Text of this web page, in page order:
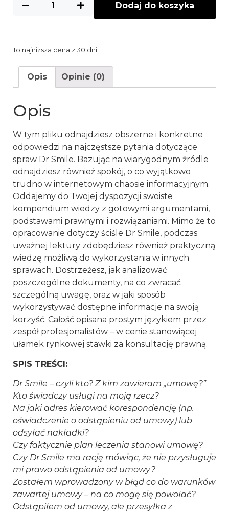
Dodaj do koszyka
To najniższa cena z 30 dni
Opis Opinie (0)
Opis
W tym pliku odnajdziesz obszerne i konkretne
odpowiedzi na najczęstsze pytania dotyczące
spraw Dr Smile. Bazując na wiarygodnym źródle
odnajdziesz również spokój, o co wyjątkowo
trudno w internetowym chaosie informacyjnym.
Oddajemy do Twojej dyspozycji swoiste
kompendium wiedzy z gotowymi argumentami,
podstawami prawnymi i rozwiązaniami. Mimo że to
opracowanie dotyczy ściśle Dr Smile, podczas
uważnej lektury zdobędziesz również praktyczną
wiedzę możliwą do wykorzystania w innych
sprawach. Dostrzeżesz, jak analizować
poszczególne dokumenty, na co zwracać
szczególną uwagę, oraz w jaki sposób
wykorzystywać dostępne informacje na swoją
korzyść. Całość opisana prostym językiem przez
zespół profesjonalistów – w cenie stanowiącej
ułamek rynkowej stawki za konsultację prawną.
SPIS TREŚCI:
Dr Smile – czyli kto? Z kim zawieram „umowę?”
Kto świadczy usługi na moją rzecz?
Na jaki adres kierować korespondencję (np.
oświadczenie o odstąpieniu od umowy) lub
odsyłać nakładki?
Czy faktycznie plan leczenia stanowi umowę?
Czy Dr Smile ma rację mówiąc, że nie przysługuje
mi prawo odstąpienia od umowy?
Zostałem wprowadzony w błąd co do warunków
zawartej umowy – na co mogę się powołać?
Odstąpiłem od umowy, ale przesyłka z